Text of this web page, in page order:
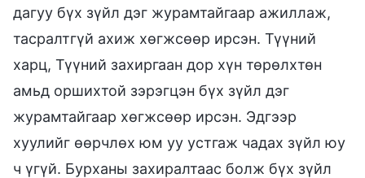
дагуу бүх зүйл дэг журамтайгаар ажиллаж,
тасралтгүй ахиж хөгжсөөр ирсэн. Түүний
харц, Түүний захиргаан дор хүн төрөлхтөн
амьд оршихтой зэрэгцэн бүх зүйл дэг
журамтайгаар хөгжсөөр ирсэн. Эдгээр
хуулийг өөрчлөх юм уу устгаж чадах зүйл юу
ч үгүй. Бурханы захиралтаас болж бүх зүйл